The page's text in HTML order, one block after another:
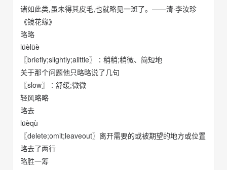
诸如此类,虽未得其皮毛,也就略见一斑了。——清·李汝珍
《镜花缘》
略略
lüèlüè
〖briefly;slightly;alittle〗∶稍稍;稍微、简短地
关于那个问题他只略略说了几句
〖slow〗∶舒缓;微微
轻风略略
略去
lüèqù
〖delete;omit;leaveout〗离开需要的或被期望的地方或位置
略去了两行
略胜一筹